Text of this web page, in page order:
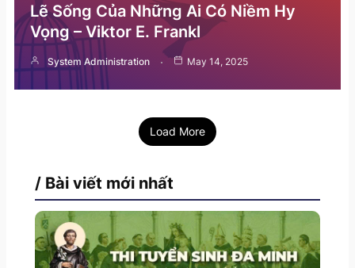
Lẽ Sống Của Những Ai Có Niềm Hy
Vọng – Viktor E. Frankl
System Administration May 14, 2025
Load More
/ Bài viết mới nhất